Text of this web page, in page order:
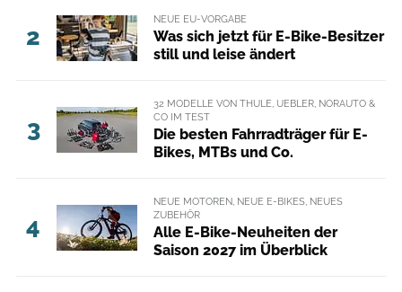
2
NEUE EU-VORGABE
Was sich jetzt für E-Bike-Besitzer
still und leise ändert
3
32 MODELLE VON THULE, UEBLER, NORAUTO &
CO IM TEST
Die besten Fahrradträger für E-
Bikes, MTBs und Co.
4
NEUE MOTOREN, NEUE E-BIKES, NEUES
ZUBEHÖR
Alle E-Bike-Neuheiten der
Saison 2027 im Überblick